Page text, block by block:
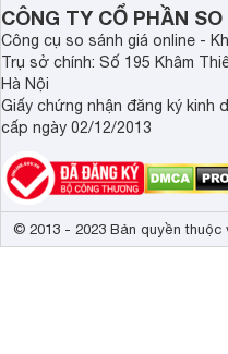
CÔNG TY CỔ PHẦN
Công cụ so sánh giá online -
Trụ sở chính: Số 195 Khâm
Hà Nội
Giấy chứng nhận đăng ký kinh
cấp ngày 02/12/2013
© 2013 - 2023 Bản quyền thuộc